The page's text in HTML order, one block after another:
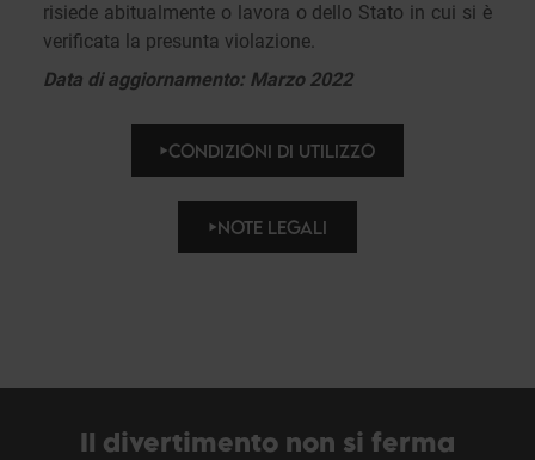
risiede abitualmente o lavora o dello Stato in cui si è
verificata la presunta violazione.
Data di aggiornamento: Marzo 2022
CONDIZIONI DI UTILIZZO
NOTE LEGALI
Il divertimento non si ferma